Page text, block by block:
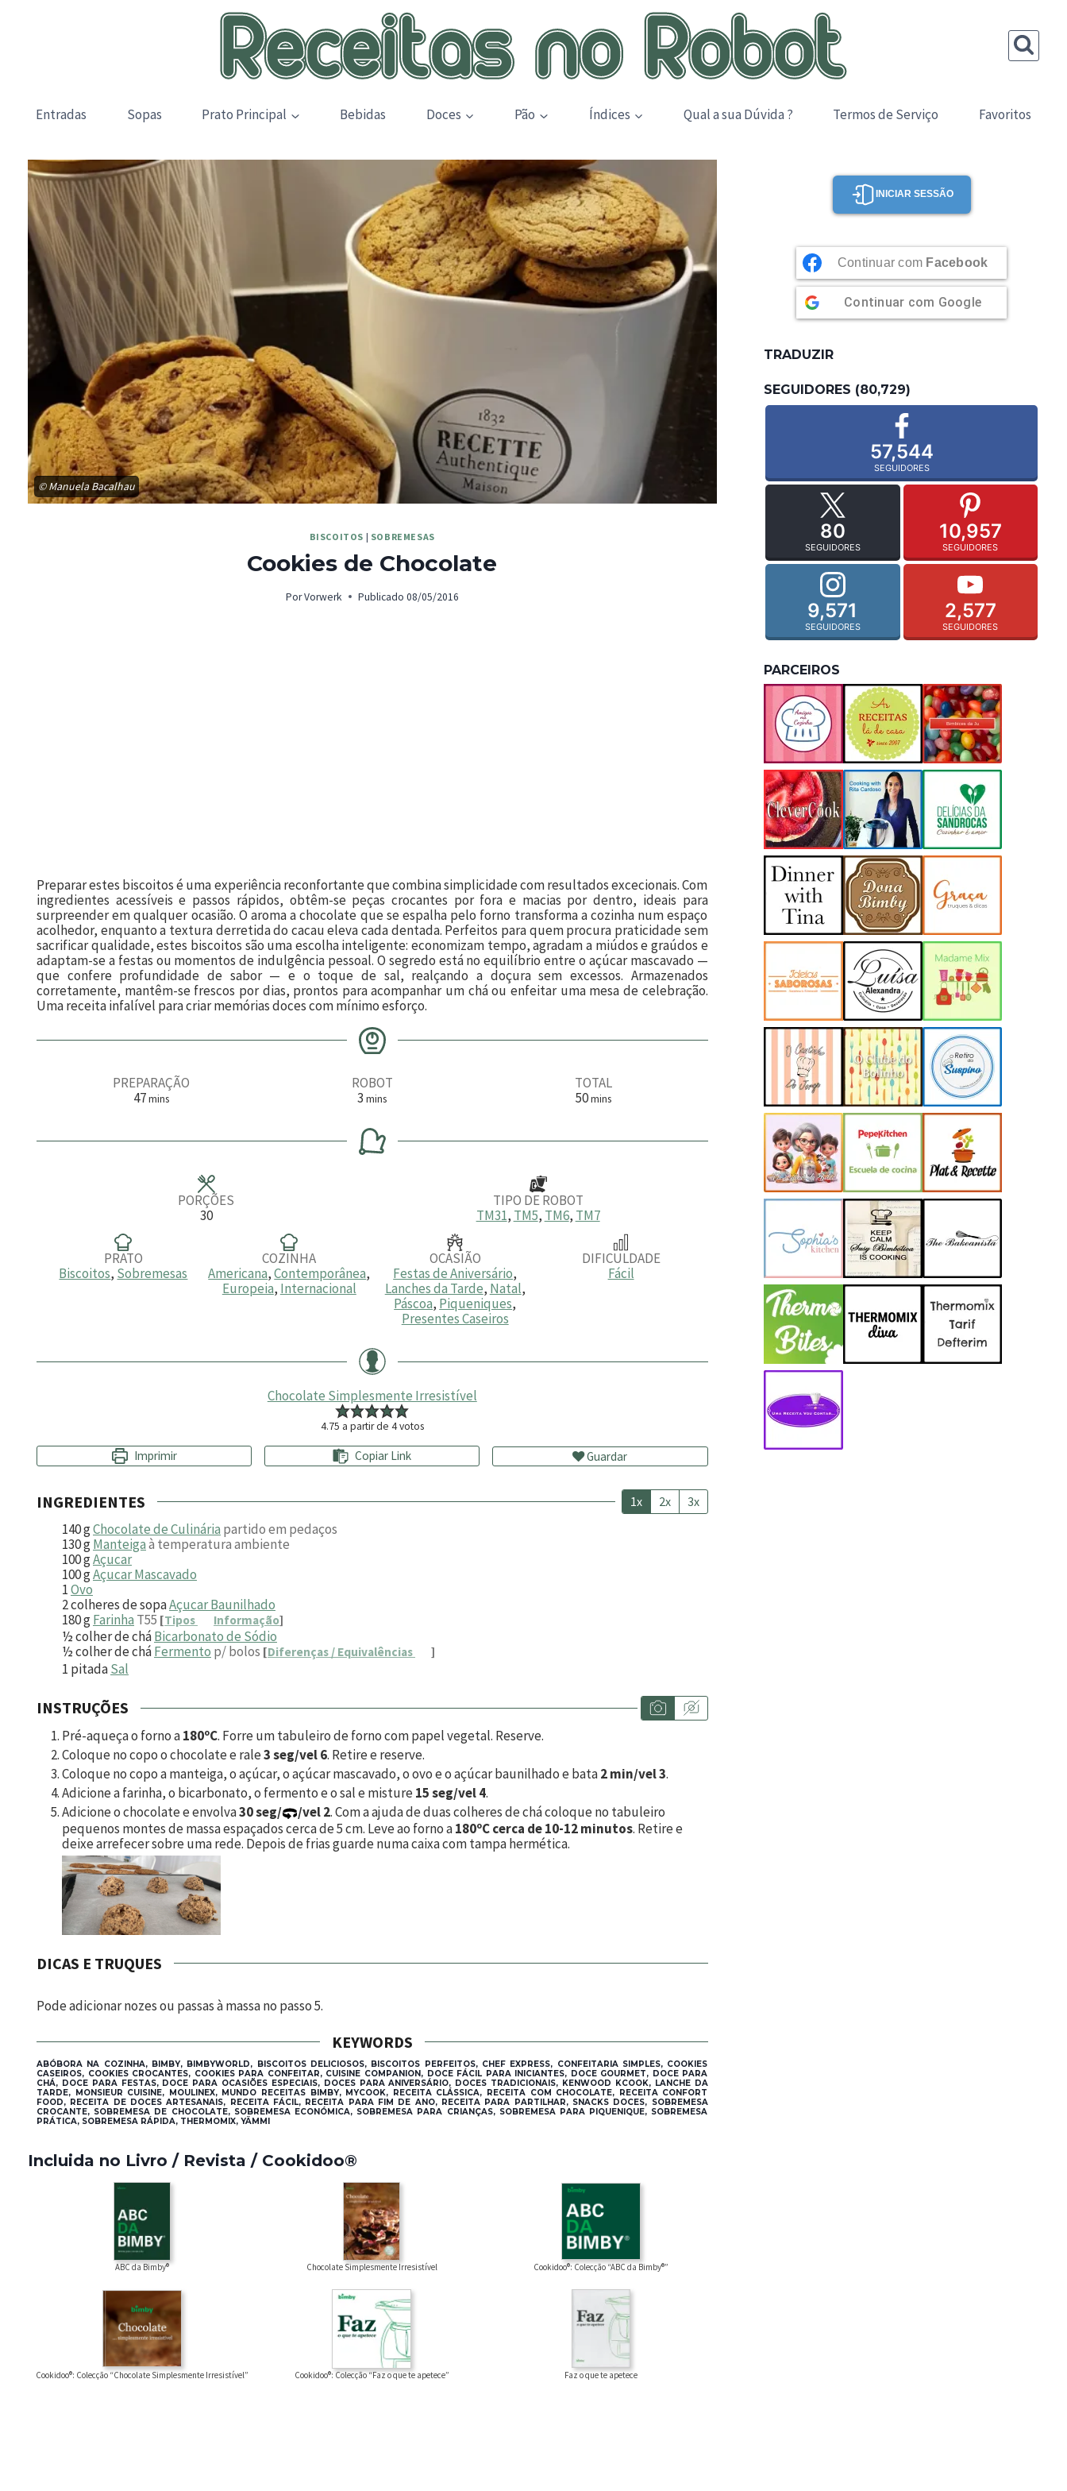
Entradas Sopas Prato Principal Bebidas Doces Pão Índices Qual a sua Dúvida ? Termos de Serviço Favoritos
© Manuela Bacalhau
BISCOITOS | SOBREMESAS
Cookies de Chocolate
Por Vorwerk Publicado 08/05/2016
Preparar estes biscoitos é uma experiência reconfortante que combina simplicidade com resultados excecionais. Com
ingredientes acessíveis e passos rápidos, obtêm-se peças crocantes por fora e macias por dentro, ideais para
surpreender em qualquer ocasião. O aroma a chocolate que se espalha pelo forno transforma a cozinha num espaço
acolhedor, enquanto a textura derretida do cacau eleva cada dentada. Perfeitos para quem procura praticidade sem
sacrificar qualidade, estes biscoitos são uma escolha inteligente: economizam tempo, agradam a miúdos e graúdos e
adaptam-se a festas ou momentos de indulgência pessoal. O segredo está no equilíbrio entre o açúcar mascavado —
que confere profundidade de sabor — e o toque de sal, realçando a doçura sem excessos. Armazenados
corretamente, mantêm-se frescos por dias, prontos para acompanhar um chá ou enfeitar uma mesa de celebração.
Uma receita infalível para criar memórias doces com mínimo esforço.
PREPARAÇÃO
47m
u
mins
ROBOT
3m
n
u
t
mins
TOTAL
50m
u
mins
PORÇÕES
30
TIPO DE ROBOT
TM31, TM5, TM6, TM7
PRATO
Biscoitos, Sobremesas
COZINHA
Americana,Contemporânea,
Europeia, Internacional
OCASIÃO
Festas de Aniversário,
Lanches da Tarde, Natal,
Páscoa, Piqueniques,
Presentes Caseiros
DIFICULDADE
Fácil
Chocolate Simplesmente Irresistível
4.75 a partir de 4votos
Imprimir Copiar Link Guardar
INGREDIENTES 1x 2x 3x
140gChocolate de Culinária partido em pedaços
130gManteigaà temperatura ambiente
100gAçucar
100gAçucar Mascavado
1Ovo
2colheres de sopaAçucar Baunilhado
180gFarinha T55 [Tipos Informação]
½colher de cháBicarbonato de Sódio
½colher de cháFermento p/ bolos [Diferenças / Equivalências ]
1 pitadaSal
INSTRUÇÕES
Pré-aqueça o forno a180ºC. Forre um tabuleiro de forno com papel vegetal. Reserve.
Coloque no copo o chocolate e rale3 seg/vel 6. Retire e reserve.
Coloque no copo a manteiga, o açúcar, o açúcar mascavado, o ovo e o açúcar baunilhado e bata2 min/vel 3.
Adicione a farinha, o bicarbonato, o fermento e o sal e misture15 seg/vel 4.
Adicione o chocolate e envolva30 seg/ /vel 2. Com a ajuda de duas colheres de chá coloque no tabuleiro
pequenos montes de massa espaçados cerca de 5 cm. Leve ao forno a180ºC cerca de 10-12 minutos. Retire e
deixe arrefecer sobre uma rede. Depois de frias guarde numa caixa com tampa hermética.
DICAS E TRUQUES
Pode adicionar nozes ou passas à massa no passo 5.
KEYWORDS
ABÓBORA NA COZINHA, BIMBY, BIMBYWORLD, BISCOITOS DELICIOSOS, BISCOITOS PERFEITOS, CHEF EXPRESS, CONFEITARIA SIMPLES, COOKIES
CASEIROS, COOKIES CROCANTES, COOKIES PARA CONFEITAR, CUISINE COMPANION, DOCE FÁCIL PARA INICIANTES, DOCE GOURMET, DOCE PARA
CHÁ, DOCE PARA FESTAS, DOCE PARA OCASIÕES ESPECIAIS, DOCES PARA ANIVERSÁRIO, DOCES TRADICIONAIS, KENWOOD KCOOK, LANCHE DA
TARDE, MONSIEUR CUISINE, MOULINEX, MUNDO RECEITAS BIMBY, MYCOOK, RECEITA CLÁSSICA, RECEITA COM CHOCOLATE, RECEITA CONFORT
FOOD, RECEITA DE DOCES ARTESANAIS, RECEITA FÁCIL, RECEITA PARA FIM DE ANO, RECEITA PARA PARTILHAR, SNACKS DOCES, SOBREMESA
CROCANTE, SOBREMESA DE CHOCOLATE, SOBREMESA ECONÓMICA, SOBREMESA PARA CRIANÇAS, SOBREMESA PARA PIQUENIQUE, SOBREMESA
PRÁTICA, SOBREMESA RÁPIDA, THERMOMIX, YÄMMI
Incluida no Livro / Revista / Cookidoo®
ABC da Bimby® Chocolate Simplesmente Irresistível Cookidoo®: Colecção “ABC da Bimby®”
Cookidoo®: Colecção “Chocolate Simplesmente Irresistível” Cookidoo®: Colecção “Faz o que te apetece” Faz o que te apetece
INICIAR SESSÃO
Continuar com Facebook
Continuar com Google
TRADUZIR
SEGUIDORES (80,729)
57,544
SEGUIDORES
80
SEGUIDORES
10,957
SEGUIDORES
9,571
SEGUIDORES
2,577
SEGUIDORES
PARCEIROS